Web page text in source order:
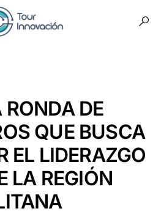
DE
QUE BUSCA
EL LIDERAZGO
LA REGIÓN